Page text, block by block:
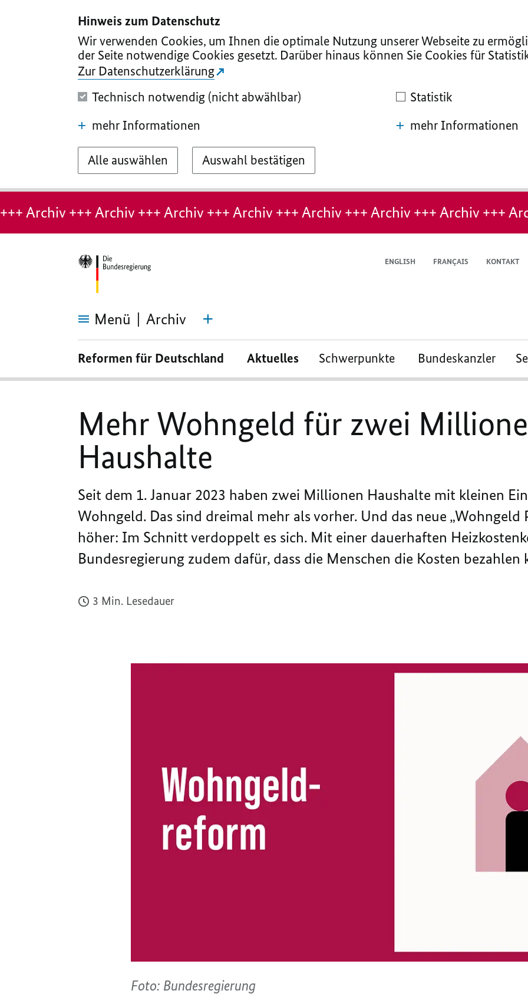
Hinweis zum Datenschutz
Wir verwenden Cookies, um Ihnen die optimale Nutzung unserer Webseite zu
der Seite notwendige Cookies gesetzt. Darüber hinaus können Sie Cookies für
Zur Datenschutzerklärung
Technisch notwendig (nicht abwählbar)
mehr Informationen
Statistik
mehr Informationen
Alle auswählen Auswahl bestätigen
Hinweis:
Seite
+++ Archiv +++ Archiv +++ Archiv +++ Archiv +++ Archiv +++ Archiv +++ Archiv +++
ENGLISH FRANÇAIS KONTAKT
Menü Archiv
Wohngeld
zwei
Millionen
Reformen für Deutschland Aktuelles Schwerpunkte Bundeskanzler
Mehr Wohngeld für zwei
Haushalte
Seit dem 1. Januar 2023 haben zwei Millionen Haushalte mit kleinen
Wohngeld. Das sind dreimal mehr als vorher. Und das neue „Wohngeld
höher: Im Schnitt verdoppelt es sich. Mit einer dauerhaften
Bundesregierung zudem dafür, dass die Menschen die Kosten bezahlen
3 Min. Lesedauer
Foto: Bundesregierung